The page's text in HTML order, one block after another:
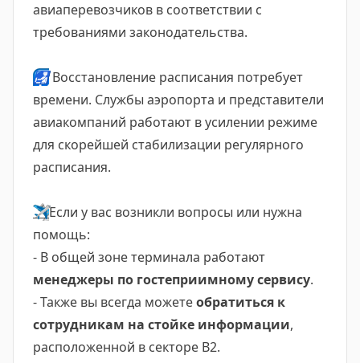
авиаперевозчиков в соответствии с
требованиями законодательства.
🛃Восстановление расписания потребует
времени. Службы аэропорта и представители
авиакомпаний работают в усилении режиме
для скорейшей стабилизации регулярного
расписания.
✈️Если у вас возникли вопросы или нужна
помощь:
- В общей зоне терминала работают
менеджеры по гостеприимному сервису.
- Также вы всегда можетеобратиться к
сотрудникам на стойке информации,
расположенной в секторе В2.